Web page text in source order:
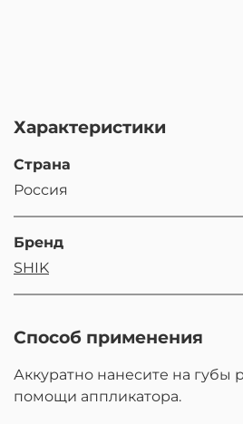
Характеристики
Страна
Россия
Бренд
SHIK
Способ применения
Аккуратно нанесите на
помощи аппликатора.